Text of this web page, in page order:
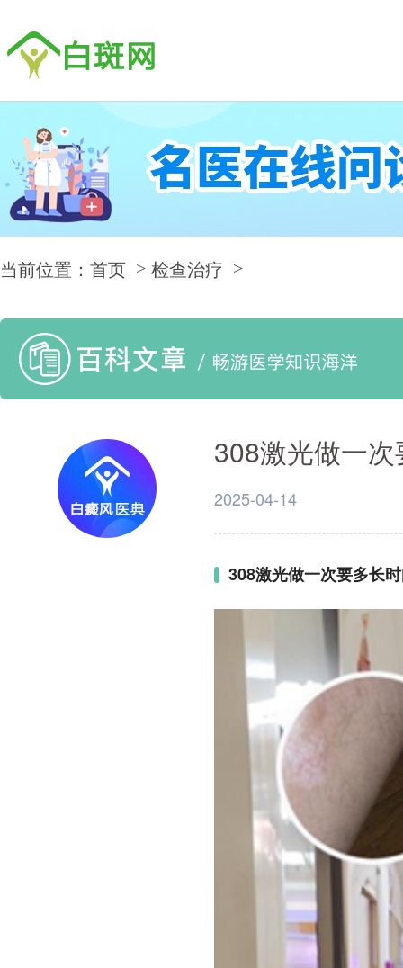
当前位置：首页 检查治疗
308激光做一
2025-04-14
308激光做一次要多长